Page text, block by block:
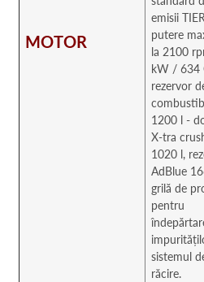
MOTOR
emisii
putere
la 2100
kW / 634
rezervor
1200 l -
X-tra
1020 l,
AdBlue
grilă de
pentru
sistemul
răcire.